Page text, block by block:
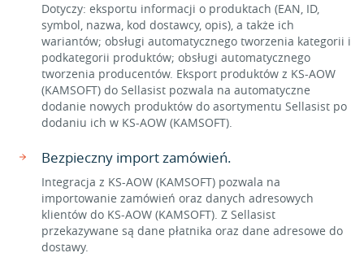
Dotyczy: eksportu informacji o produktach (EAN, ID,
symbol, nazwa, kod dostawcy, opis), a także ich
wariantów; obsługi automatycznego tworzenia kategorii i
podkategorii produktów; obsługi automatycznego
tworzenia producentów. Eksport produktów z KS-AOW
(KAMSOFT) do Sellasist pozwala na automatyczne
dodanie nowych produktów do asortymentu Sellasist po
dodaniu ich w KS-AOW (KAMSOFT).
Bezpieczny import zamówień.
Integracja z KS-AOW (KAMSOFT) pozwala na
importowanie zamówień oraz danych adresowych
klientów do KS-AOW (KAMSOFT). Z Sellasist
przekazywane są dane płatnika oraz dane adresowe do
dostawy.